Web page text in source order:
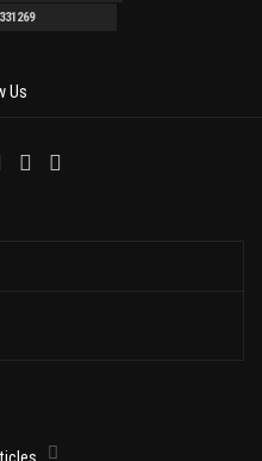
331269
Us